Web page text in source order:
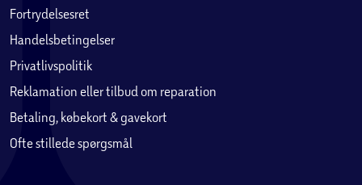
Fortrydelsesret
Handelsbetingelser
Privatlivspolitik
Reklamation eller tilbud om reparation
Betaling, købekort & gavekort
Ofte stillede spørgsmål